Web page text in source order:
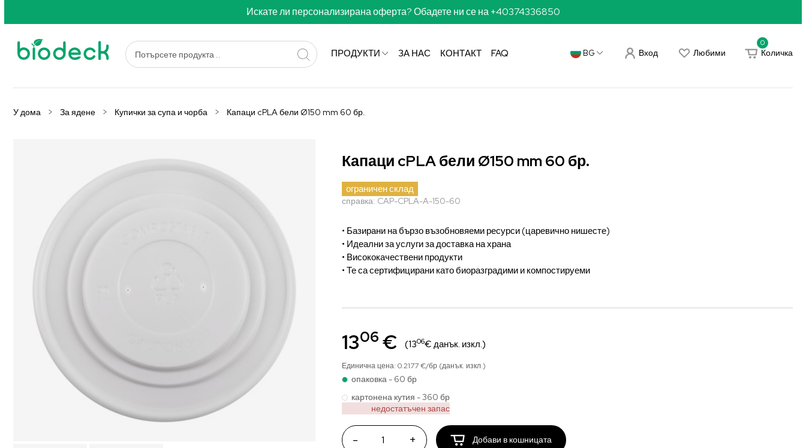
Искате ли персонализирана оферта? Обадете ни се на +40374336850
ПРОДУКТИ ЗА НАС КОНТАКТ FAQ BG Вход Любими
0
Количка
У дома За ядене Купички за супа и чорба Капаци cPLA бели Ø150 mm 60 бр.
Капаци cPLA бели Ø150 mm 60 бр.
ограничен склад
справка: CAP-CPLA-A-150-60
• Базирани на бързо възобновяеми ресурси (царевично нишесте)
• Идеални за услуги за доставка на храна
• Висококачествени продукти
• Те са сертифицирани като биоразградими и компостируеми
1306 € (1306€ данък. изкл.)
Единична цена: 0.2177 €/бр (данък. изкл.)
опаковка - 60 бр
картонена кутия - 360 бр
недостатъчен запас
- + Добави в кошницата